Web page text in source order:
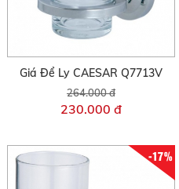
Giá Để Ly CAESAR Q7713V
264.000 đ
230.000 đ
-17%